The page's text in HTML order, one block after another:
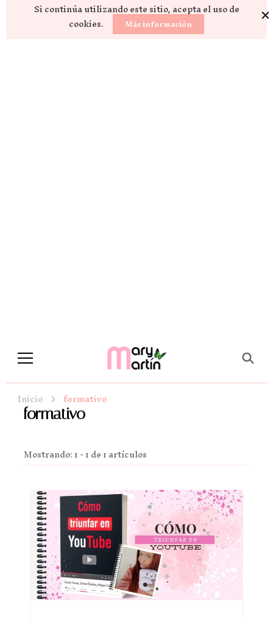
Si continúa utilizando este sitio, acepta el uso de
cookies. Más información
Novela Romántica y Lifestyle
Inicio formativo
formativo
Mostrando: 1 - 1 de 1 artículos